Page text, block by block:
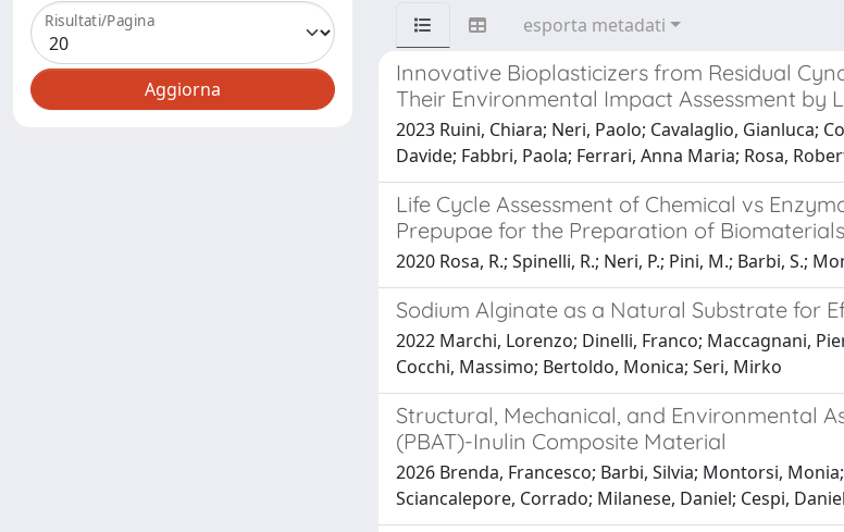
Risultati/Pagina esporta metadati
Innovative Bioplasticizers from Residual
Their Environmental Impact Assessment by
2023 Ruini, Chiara; Neri, Paolo; Cavalaglio, Gianluca;
Davide; Fabbri, Paola; Ferrari, Anna Maria; Rosa,
Life Cycle Assessment of Chemical vs
Prepupae for the Preparation of
2020 Rosa, R.; Spinelli, R.; Neri, P.; Pini, M.; Barbi, S.;
Sodium Alginate as a Natural Substrate for
2022 Marchi, Lorenzo; Dinelli, Franco; Maccagnani,
Cocchi, Massimo; Bertoldo, Monica; Seri, Mirko
Structural, Mechanical, and Environmental
(PBAT)-Inulin Composite Material
2026 Brenda, Francesco; Barbi, Silvia; Montorsi,
Sciancalepore, Corrado; Milanese, Daniel; Cespi,